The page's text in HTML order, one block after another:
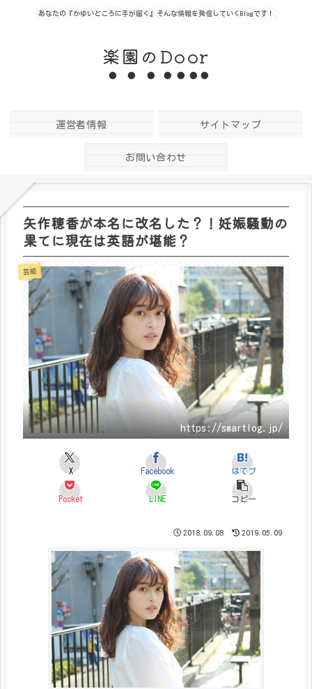
あなたの『かゆいところに手が届く』そんな情報を発信していくBlogです！
楽園のDoor
運営者情報 サイトマップ
お問い合わせ
矢作穂香が本名に改名した？！妊娠騒動の
果てに現在は英語が堪能？
芸能
https://smartlog.jp/
X Facebook はてブ
Pocket LINE コピー
2018.09.08 2019.05.09